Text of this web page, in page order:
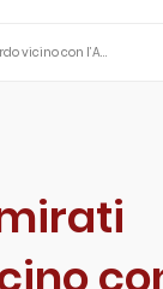
vicino con l’A…